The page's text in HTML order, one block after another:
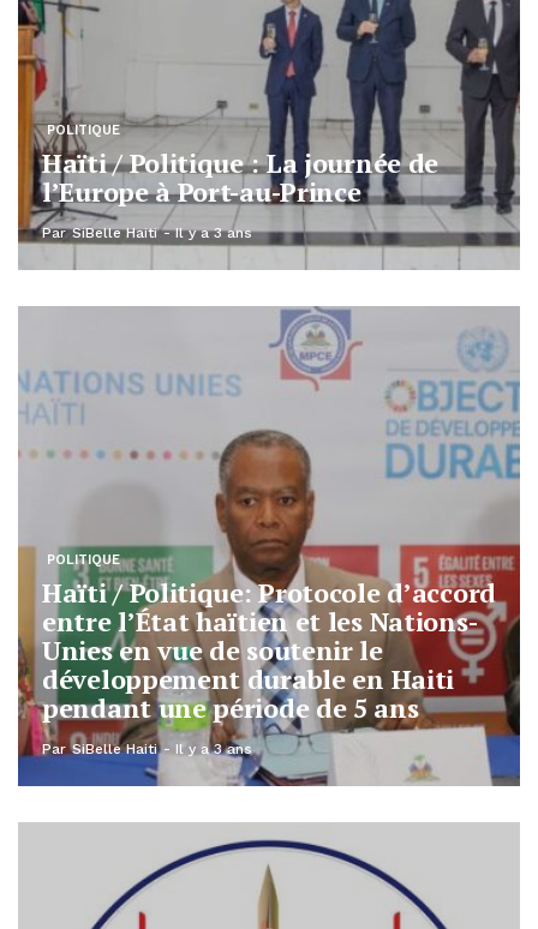
POLITIQUE
Haïti / Politique : La journée de
l’Europe à Port-au-Prince
Par SiBelle Haiti Il y a 3 ans
POLITIQUE
Haïti / Politique: Protocole d’accord
entre l’État haïtien et les Nations-
Unies en vue de soutenir le
développement durable en Haiti
pendant une période de 5 ans
Par SiBelle Haiti Il y a 3 ans